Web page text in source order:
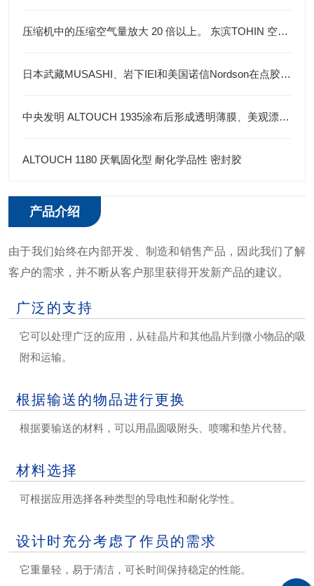
压缩机中的压缩空气量放大 20 倍以上。 东滨TOHIN 空气流量放大器
日本武藏MUSASHI、岩下IEI和美国诺信Nordson在点胶机领域各有优势
中央发明 ALTOUCH 1935涂布后形成透明薄膜、美观漂亮密封胶
ALTOUCH 1180 厌氧固化型 耐化学品性 密封胶
产品介绍
由于我们始终在内部开发、制造和销售产品，因此我们了解
客户的需求，并不断从客户那里获得开发新产品的建议。
广泛的支持
它可以处理广泛的应用，从硅晶片和其他晶片到微小物品的吸
附和运输。
根据输送的物品进行更换
根据要输送的材料，可以用晶圆吸附头、喷嘴和垫片代替。
材料选择
可根据应用选择各种类型的导电性和耐化学性。
设计时充分考虑了作员的需求
它重量轻，易于清洁，可长时间保持稳定的性能。